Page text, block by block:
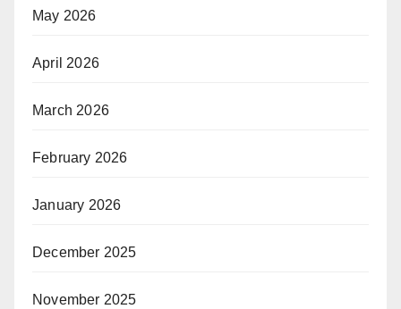
May 2026
April 2026
March 2026
February 2026
January 2026
December 2025
November 2025